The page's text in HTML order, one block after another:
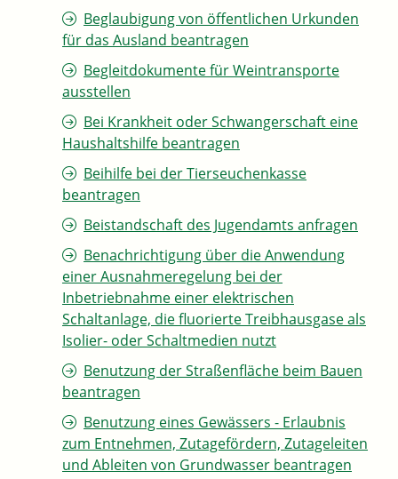
Beglaubigung von öffentlichen Urkunden
für das Ausland beantragen
Begleitdokumente für Weintransporte
ausstellen
Bei Krankheit oder Schwangerschaft eine
Haushaltshilfe beantragen
Beihilfe bei der Tierseuchenkasse
beantragen
Beistandschaft des Jugendamts anfragen
Benachrichtigung über die Anwendung
einer Ausnahmeregelung bei der
Inbetriebnahme einer elektrischen
Schaltanlage, die fluorierte Treibhausgase als
Isolier- oder Schaltmedien nutzt
Benutzung der Straßenfläche beim Bauen
beantragen
Benutzung eines Gewässers - Erlaubnis
zum Entnehmen, Zutagefördern, Zutageleiten
und Ableiten von Grundwasser beantragen